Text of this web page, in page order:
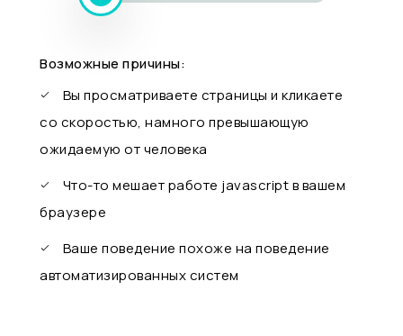
Возможные причины:
Вы просматриваете страницы и кликаете
со скоростью, намного превышающую
ожидаемую от человека
Что-то мешает работе javascript в вашем
браузере
Ваше поведение похоже на поведение
автоматизированных систем